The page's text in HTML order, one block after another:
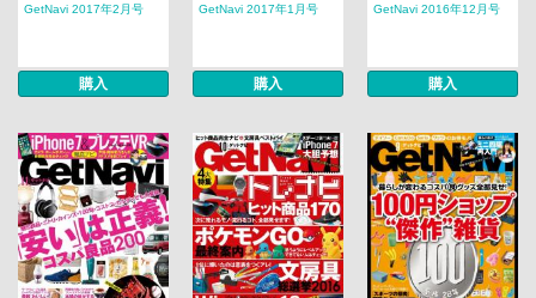
GetNavi 2017年2月号
購入
GetNavi 2017年1月号
購入
GetNavi 2016年12月号
購入